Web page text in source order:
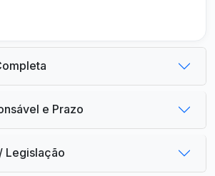
e Prazo
Legislação